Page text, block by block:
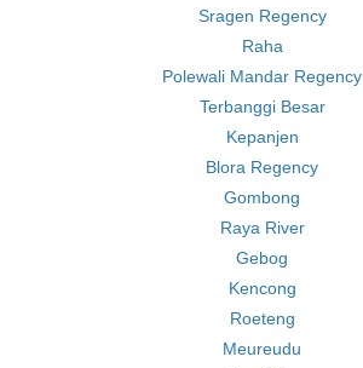
Sragen Regency
Raha
Polewali Mandar Regency
Terbanggi Besar
Kepanjen
Blora Regency
Gombong
Raya River
Gebog
Kencong
Roeteng
Meureudu